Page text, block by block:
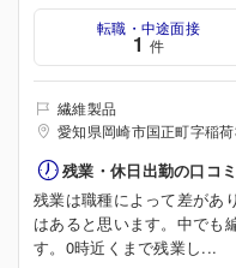
転職・中途面接
1 件
繊維製品
愛知県岡崎市国正町字稲
残業・休日出勤の口コミ
残業は職種によって差があ
はあると思います。中でも
す。0時近くまで残業し...